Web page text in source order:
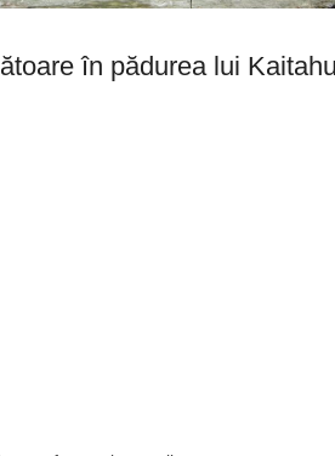
în pădurea lui